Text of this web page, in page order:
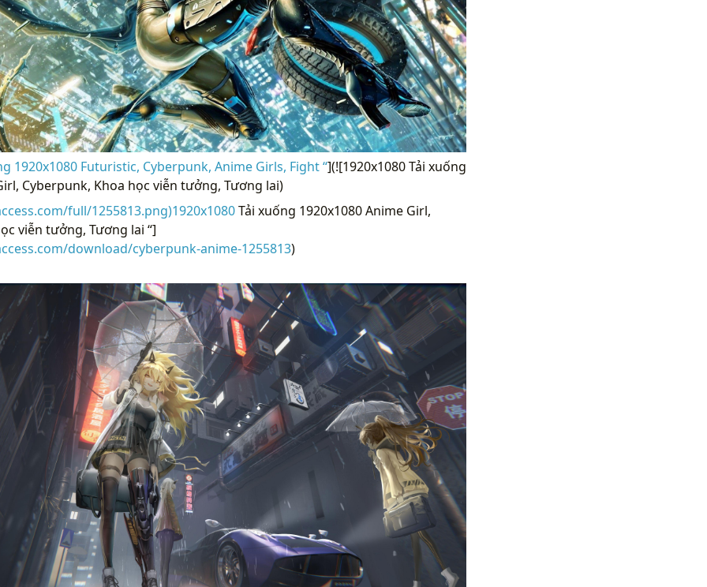
1920x1080 Futuristic, Cyberpunk, Anime Girls, Fight “](![1920x1080 Tải xuống
Cyberpunk, Khoa học viễn tưởng, Tương lai)
full/1255813.png)1920x1080Tải xuống 1920x1080 Anime Girl,
viễn tưởng, Tương lai “]
download/cyberpunk-anime-1255813)